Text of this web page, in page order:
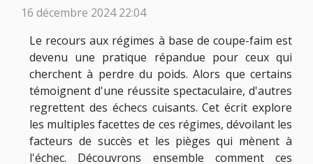
16 décembre 2024 22:04
Le recours aux régimes à base de coupe-faim est
devenu une pratique répandue pour ceux qui
cherchent à perdre du poids. Alors que certains
témoignent d'une réussite spectaculaire, d'autres
regrettent des échecs cuisants. Cet écrit explore
les multiples facettes de ces régimes, dévoilant les
facteurs de succès et les pièges qui mènent à
l'échec. Découvrons ensemble comment ces